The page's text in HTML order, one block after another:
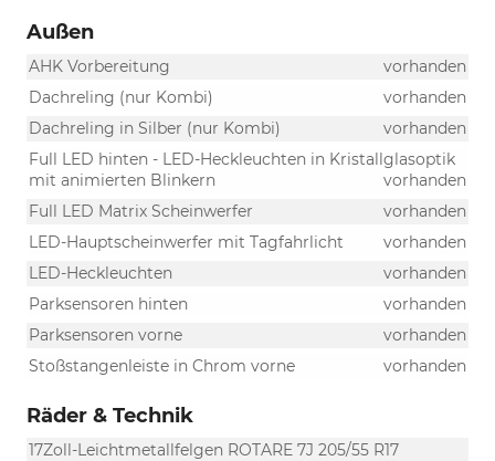
Außen
AHK Vorbereitung
vorhanden
Dachreling (nur Kombi)
vorhanden
Dachreling in Silber (nur Kombi)
vorhanden
Full LED hinten - LED-Heckleuchten in Kristallglasoptik
mit animierten Blinkern
vorhanden
Full LED Matrix Scheinwerfer
vorhanden
LED-Hauptscheinwerfer mit Tagfahrlicht
vorhanden
LED-Heckleuchten
vorhanden
Parksensoren hinten
vorhanden
Parksensoren vorne
vorhanden
Stoßstangenleiste in Chrom vorne
vorhanden
Räder & Technik
17Zoll-Leichtmetallfelgen ROTARE 7J 205/55 R17